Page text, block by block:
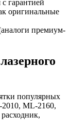
гарантией
оригинальные
премиум-
популярных
ML-2160,